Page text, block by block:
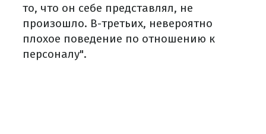
то, что он себе представлял, не
произошло. В-третьих, невероятно
плохое поведение по отношению к
персоналу".